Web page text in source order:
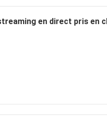
en direct pris en